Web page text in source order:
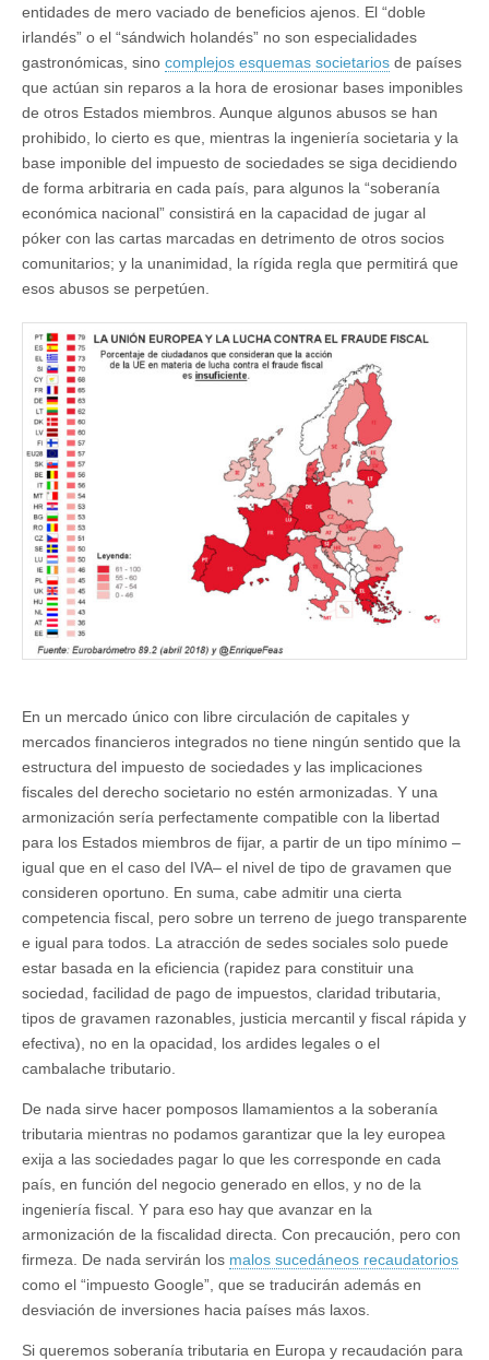
entidades de mero vaciado de beneficios ajenos. El “doble
irlandés” o el “sándwich holandés” no son especialidades
gastronómicas, sino complejos esquemas societarios de países
que actúan sin reparos a la hora de erosionar bases imponibles
de otros Estados miembros. Aunque algunos abusos se han
prohibido, lo cierto es que, mientras la ingeniería societaria y la
base imponible del impuesto de sociedades se siga decidiendo
de forma arbitraria en cada país, para algunos la “soberanía
económica nacional” consistirá en la capacidad de jugar al
póker con las cartas marcadas en detrimento de otros socios
comunitarios; y la unanimidad, la rígida regla que permitirá que
esos abusos se perpetúen.
En un mercado único con libre circulación de capitales y
mercados financieros integrados no tiene ningún sentido que la
estructura del impuesto de sociedades y las implicaciones
fiscales del derecho societario no estén armonizadas. Y una
armonización sería perfectamente compatible con la libertad
para los Estados miembros de fijar, a partir de un tipo mínimo –
igual que en el caso del IVA– el nivel de tipo de gravamen que
consideren oportuno. En suma, cabe admitir una cierta
competencia fiscal, pero sobre un terreno de juego transparente
e igual para todos. La atracción de sedes sociales solo puede
estar basada en la eficiencia (rapidez para constituir una
sociedad, facilidad de pago de impuestos, claridad tributaria,
tipos de gravamen razonables, justicia mercantil y fiscal rápida y
efectiva), no en la opacidad, los ardides legales o el
cambalache tributario.
De nada sirve hacer pomposos llamamientos a la soberanía
tributaria mientras no podamos garantizar que la ley europea
exija a las sociedades pagar lo que les corresponde en cada
país, en función del negocio generado en ellos, y no de la
ingeniería fiscal. Y para eso hay que avanzar en la
armonización de la fiscalidad directa. Con precaución, pero con
firmeza. De nada servirán los malos sucedáneos recaudatorios
como el “impuesto Google”, que se traducirán además en
desviación de inversiones hacia países más laxos.
Si queremos soberanía tributaria en Europa y recaudación para